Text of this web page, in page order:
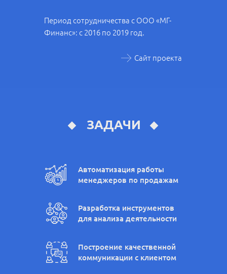
Сайт проекта
Период сотрудничества с ООО «МГ-
Финанс»: с 2016 по 2019 год.
ЗАДАЧИ
Автоматизация работы
менеджеров по продажам
Разработка инструментов
для анализа деятельности
Построение качественной
коммуникации с клиентом